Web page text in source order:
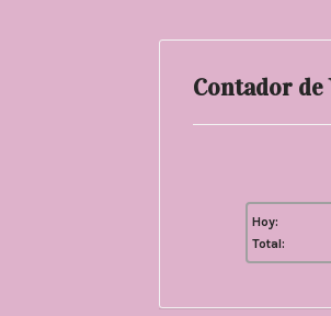
Contador
Hoy:
Total: